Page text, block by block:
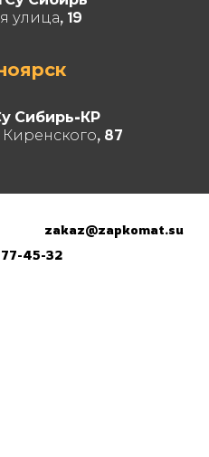
улица, 19
Сибирь-КР
87
zakaz@zapkomat.su
45-32